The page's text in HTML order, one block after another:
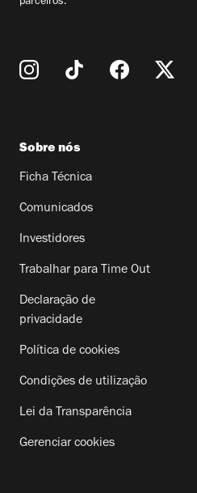
Sobre nós
Ficha Técnica
Comunicados
Investidores
Trabalhar para Time Out
Declaração de
privacidade
Política de cookies
Condições de utilização
Lei da Transparência
Gerenciar cookies